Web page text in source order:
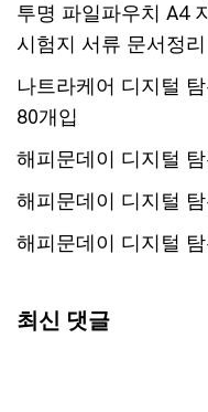
투명 파일파우치 A4
시험지 서류 문서정
나트라케어 디지털
80개입
해피문데이 디지털
해피문데이 디지털
해피문데이 디지털
최신 댓글